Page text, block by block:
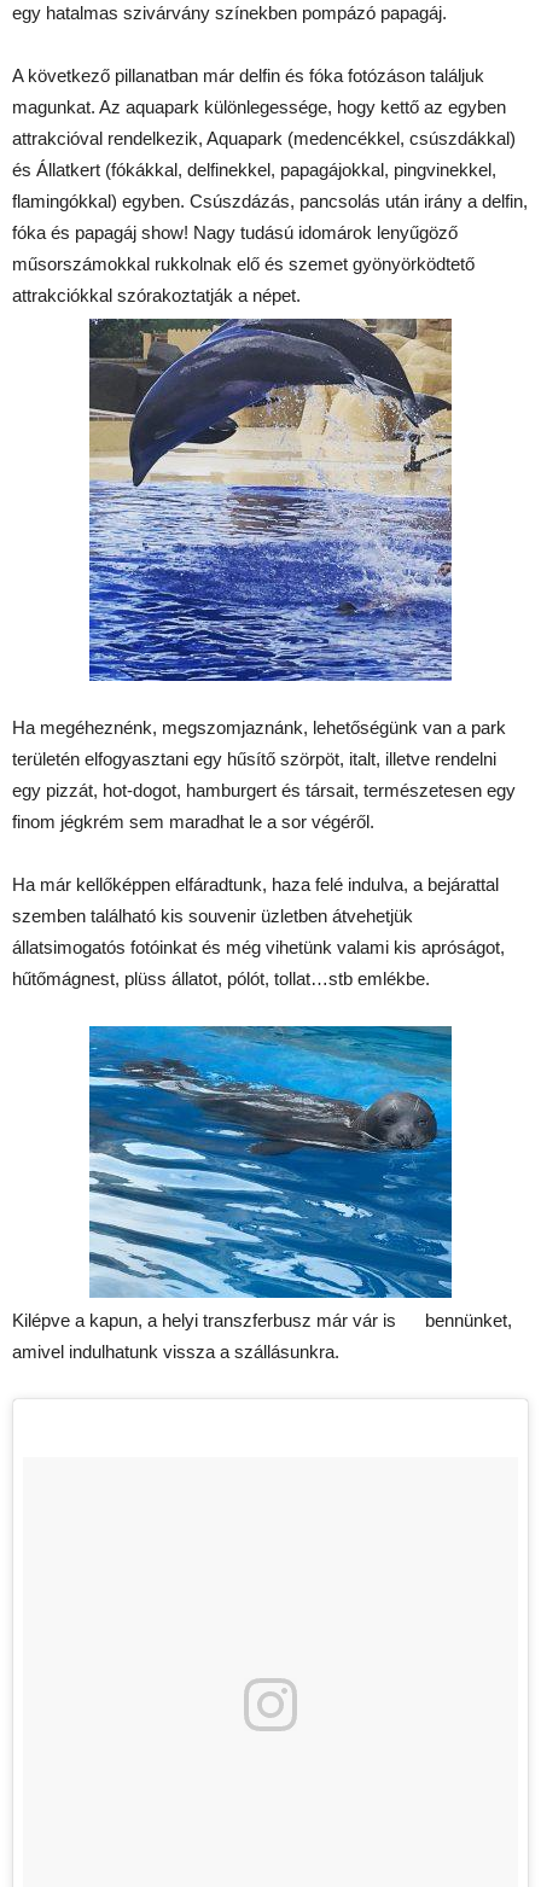
egy hatalmas szivárvány színekben pompázó papagáj.
A következő pillanatban már delfin és fóka fotózáson találjuk
magunkat. Az aquapark különlegessége, hogy kettő az egyben
attrakcióval rendelkezik, Aquapark (medencékkel, csúszdákkal)
és Állatkert (fókákkal, delfinekkel, papagájokkal, pingvinekkel,
flamingókkal) egyben. Csúszdázás, pancsolás után irány a delfin,
fóka és papagáj show! Nagy tudású idomárok lenyűgöző
műsorszámokkal rukkolnak elő és szemet gyönyörködtető
attrakciókkal szórakoztatják a népet.
Ha megéheznénk, megszomjaznánk, lehetőségünk van a park
területén elfogyasztani egy hűsítő szörpöt, italt, illetve rendelni
egy pizzát, hot-dogot, hamburgert és társait, természetesen egy
finom jégkrém sem maradhat le a sor végéről.
Ha már kellőképpen elfáradtunk, haza felé indulva, a bejárattal
szemben található kis souvenir üzletben átvehetjük
állatsimogatós fotóinkat és még vihetünk valami kis apróságot,
hűtőmágnest, plüss állatot, pólót, tollat…stb emlékbe.
Kilépve a kapun, a helyi transzferbusz már vár is bennünket,
amivel indulhatunk vissza a szállásunkra.